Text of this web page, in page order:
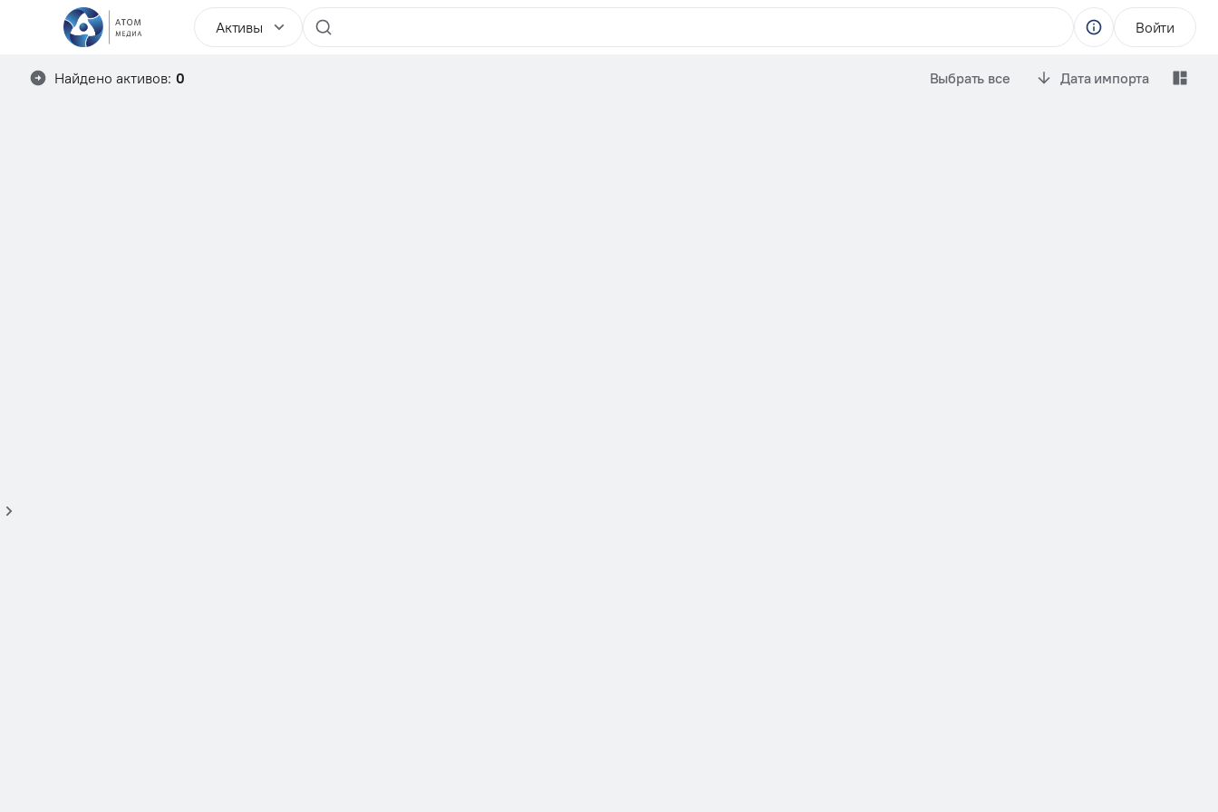
Активы Войти
Найдено активов: 0 Выбрать все Дата импорта